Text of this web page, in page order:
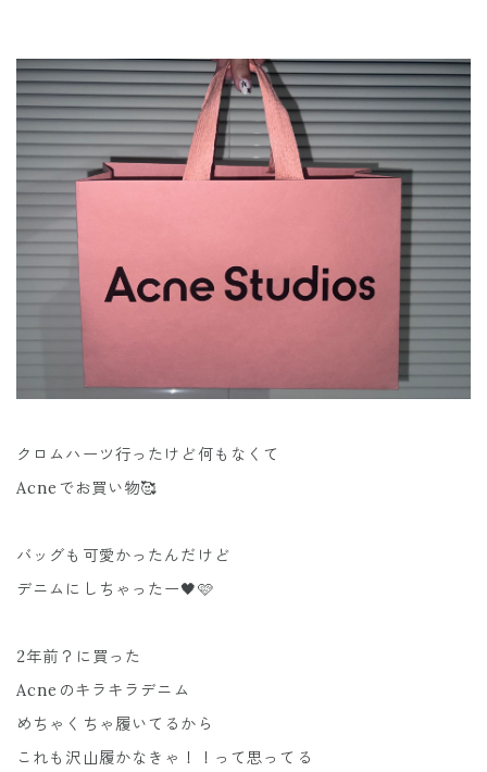
クロムハーツ行ったけど何もなくて
Acneでお買い物🥰
バッグも可愛かったんだけど
デニムにしちゃったー🖤🩷
2年前？に買った
Acneのキラキラデニム
めちゃくちゃ履いてるから
これも沢山履かなきゃ！！って思ってる